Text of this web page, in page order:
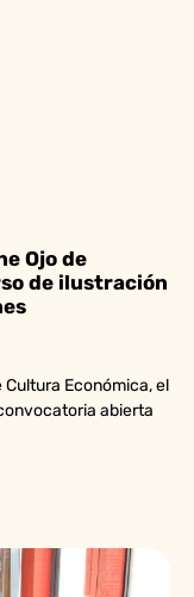
Ojo de
de ilustración
Cultura Económica, el
abierta